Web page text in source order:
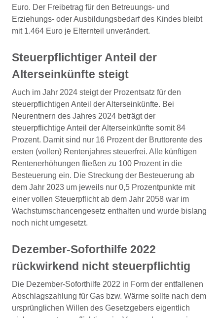
Euro. Der Freibetrag für den Betreuungs- und
Erziehungs- oder Ausbildungsbedarf des Kindes bleibt
mit 1.464 Euro je Elternteil unverändert.
Steuerpflichtiger Anteil der
Alterseinkünfte steigt
Auch im Jahr 2024 steigt der Prozentsatz für den
steuerpflichtigen Anteil der Alterseinkünfte. Bei
Neurentnern des Jahres 2024 beträgt der
steuerpflichtige Anteil der Alterseinkünfte somit 84
Prozent. Damit sind nur 16 Prozent der Bruttorente des
ersten (vollen) Rentenjahres steuerfrei. Alle künftigen
Rentenerhöhungen fließen zu 100 Prozent in die
Besteuerung ein. Die Streckung der Besteuerung ab
dem Jahr 2023 um jeweils nur 0,5 Prozentpunkte mit
einer vollen Steuerpflicht ab dem Jahr 2058 war im
Wachstumschancengesetz enthalten und wurde bislang
noch nicht umgesetzt.
Dezember-Soforthilfe 2022
rückwirkend nicht steuerpflichtig
Die Dezember-Soforthilfe 2022 in Form der entfallenen
Abschlagszahlung für Gas bzw. Wärme sollte nach dem
ursprünglichen Willen des Gesetzgebers eigentlich